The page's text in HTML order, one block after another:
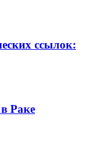
ссылок:
Раке